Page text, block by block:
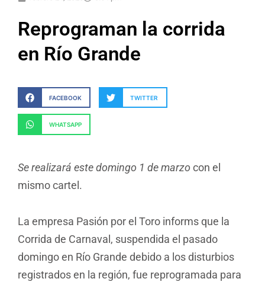
Reprograman la corrida
en Río Grande
FACEBOOK TWITTER
WHATSAPP
Se realizará este domingo 1 de marzo con el
mismo cartel.
La empresa Pasión por el Toro informs que la
Corrida de Carnaval, suspendida el pasado
domingo en Río Grande debido a los disturbios
registrados en la región, fue reprogramada para